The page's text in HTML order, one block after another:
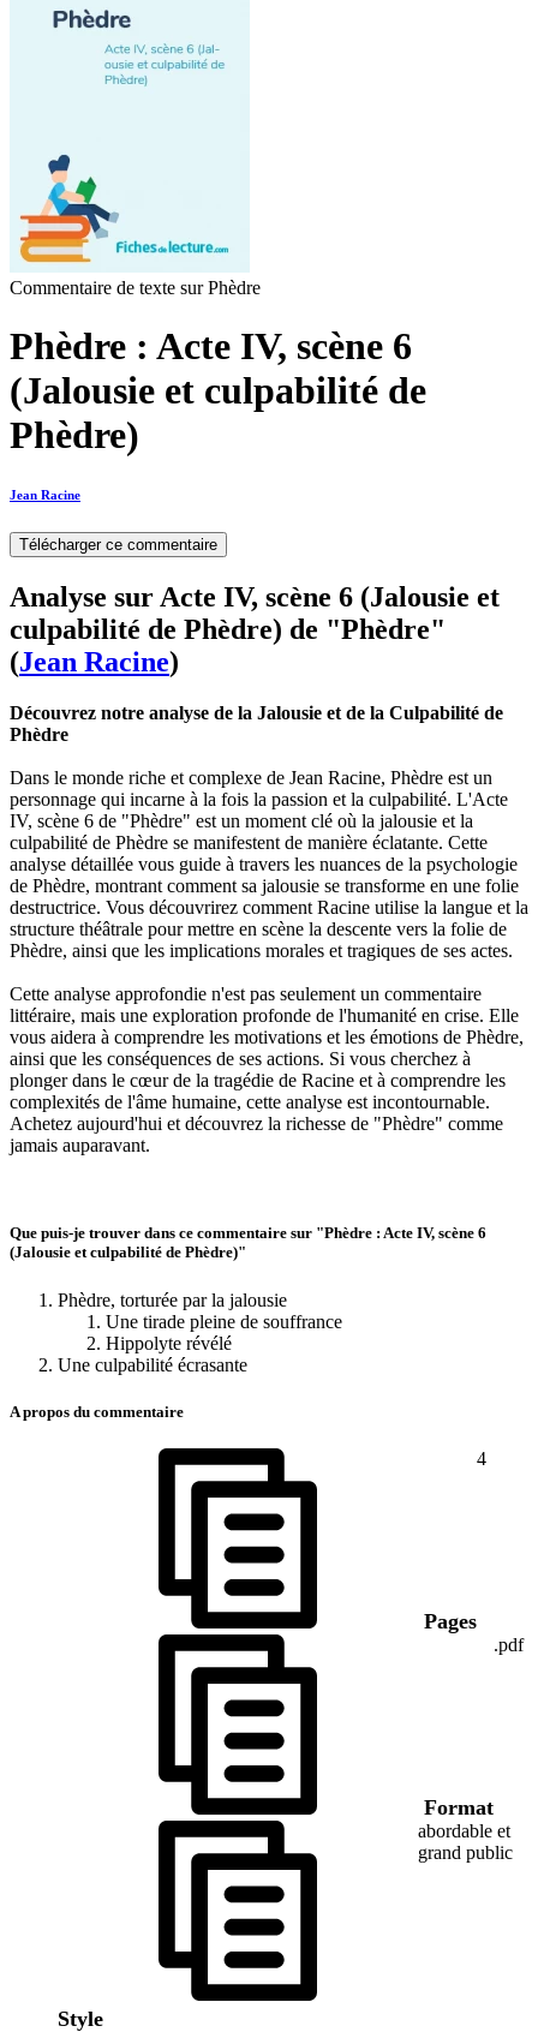
Commentaire de texte sur Phèdre
Phèdre : Acte IV, scène 6
(Jalousie et culpabilité de
Phèdre)
Jean Racine
Télécharger ce commentaire
Analyse sur Acte IV, scène 6 (Jalousie et
culpabilité de Phèdre) de "Phèdre"
(Jean Racine)
Découvrez notre analyse de la Jalousie et de la Culpabilité de
Phèdre
Dans le monde riche et complexe de Jean Racine, Phèdre est un
personnage qui incarne à la fois la passion et la culpabilité. L'Acte
IV, scène 6 de "Phèdre" est un moment clé où la jalousie et la
culpabilité de Phèdre se manifestent de manière éclatante. Cette
analyse détaillée vous guide à travers les nuances de la psychologie
de Phèdre, montrant comment sa jalousie se transforme en une folie
destructrice. Vous découvrirez comment Racine utilise la langue et la
structure théâtrale pour mettre en scène la descente vers la folie de
Phèdre, ainsi que les implications morales et tragiques de ses actes.
Cette analyse approfondie n'est pas seulement un commentaire
littéraire, mais une exploration profonde de l'humanité en crise. Elle
vous aidera à comprendre les motivations et les émotions de Phèdre,
ainsi que les conséquences de ses actions. Si vous cherchez à
plonger dans le cœur de la tragédie de Racine et à comprendre les
complexités de l'âme humaine, cette analyse est incontournable.
Achetez aujourd'hui et découvrez la richesse de "Phèdre" comme
jamais auparavant.
Que puis-je trouver dans ce commentaire sur "Phèdre : Acte IV, scène 6
(Jalousie et culpabilité de Phèdre)"
Phèdre, torturée par la jalousie
Une tirade pleine de souffrance
Hippolyte révélé
Une culpabilité écrasante
A propos du commentaire
Pages
4
Format
.pdf
Style
abordable et
grand public